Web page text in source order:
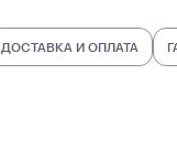
ДОСТАВКА И ОПЛАТА